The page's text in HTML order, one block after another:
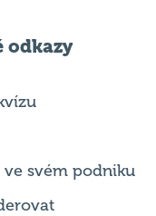
odkazy
ve svém podniku